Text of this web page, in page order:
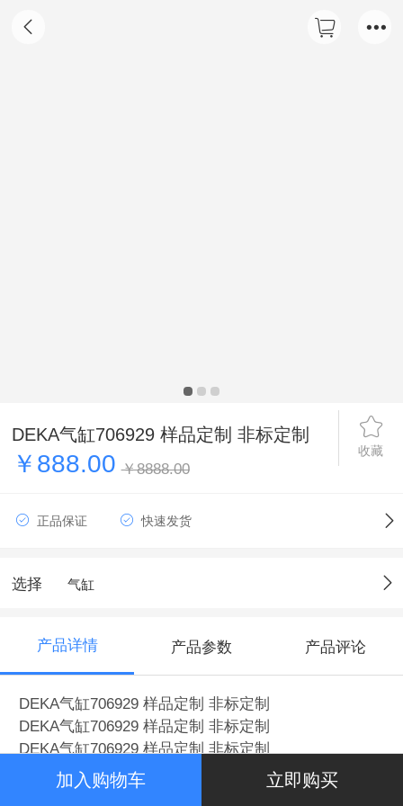
DEKA气缸706929 样品定制 非标定制
收藏
￥888.00 ￥8888.00
正品保证 快速发货
选择 气缸
产品详情 产品参数 产品评论
DEKA气缸706929 样品定制 非标定制
DEKA气缸706929 样品定制 非标定制
DEKA气缸706929 样品定制 非标定制
加入购物车 立即购买